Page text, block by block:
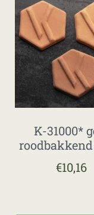
K-31000*
€10,16